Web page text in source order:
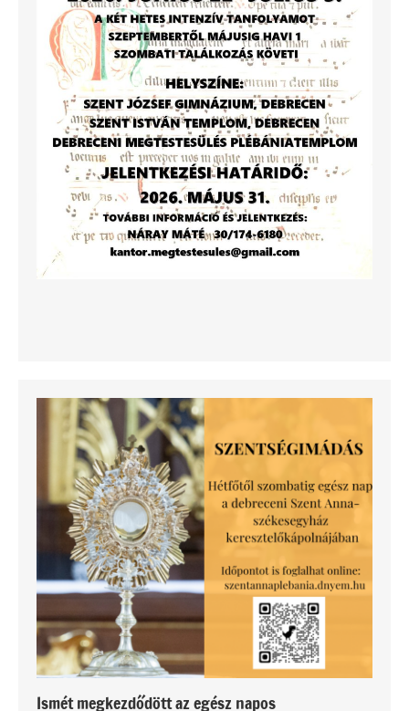
Ismét megkezdődött az egész napos